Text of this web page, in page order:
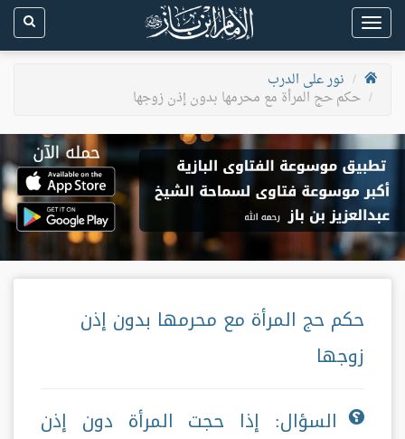
Toggle
navigation
نور على الدرب
حكم حج المرأة مع محرمها بدون إذن زوجها
حكم حج المرأة مع محرمها بدون إذن
زوجها
السؤال: إذا حجت المرأة دون إذن